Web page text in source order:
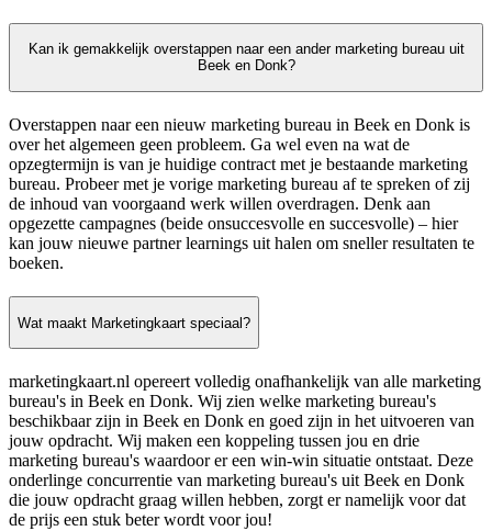
Kan ik gemakkelijk overstappen naar een ander marketing bureau uit
Beek en Donk?
Overstappen naar een nieuw marketing bureau in Beek en Donk is
over het algemeen geen probleem. Ga wel even na wat de
opzegtermijn is van je huidige contract met je bestaande marketing
bureau. Probeer met je vorige marketing bureau af te spreken of zij
de inhoud van voorgaand werk willen overdragen. Denk aan
opgezette campagnes (beide onsuccesvolle en succesvolle) – hier
kan jouw nieuwe partner learnings uit halen om sneller resultaten te
boeken.
Wat maakt Marketingkaart speciaal?
marketingkaart.nl opereert volledig onafhankelijk van alle marketing
bureau's in Beek en Donk. Wij zien welke marketing bureau's
beschikbaar zijn in Beek en Donk en goed zijn in het uitvoeren van
jouw opdracht. Wij maken een koppeling tussen jou en drie
marketing bureau's waardoor er een win-win situatie ontstaat. Deze
onderlinge concurrentie van marketing bureau's uit Beek en Donk
die jouw opdracht graag willen hebben, zorgt er namelijk voor dat
de prijs een stuk beter wordt voor jou!